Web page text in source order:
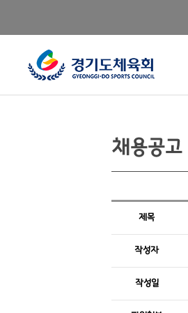
채용공고
제목
작성자
작성일